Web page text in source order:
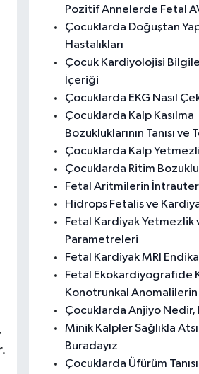
Pozitif Annelerde Fetal
Çocuklarda Doğuştan
Hastalıkları
Çocuk Kardiyolojisi
İçeriği
Çocuklarda EKG Nasıl
Çocuklarda Kalp Kasılma
Bozukluklarının Tanısı ve
Çocuklarda Kalp
Çocuklarda Ritim
Fetal Aritmilerin
Hidrops Fetalis ve
Fetal Kardiyak Yetmezlik
Parametreleri
Fetal Kardiyak MRI
Fetal Ekokardiyografide
Konotrunkal Anomalilerin
Çocuklarda Anjiyo Nedir,
Minik Kalpler Sağlıkla
Buradayız
Çocuklarda Üfürüm Tanısı